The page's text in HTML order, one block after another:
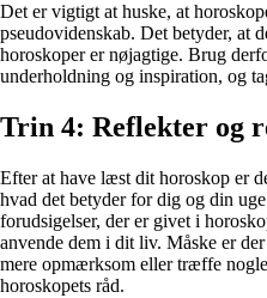
Det er vigtigt at huske, at
pseudovidenskab. Det betyder, at
horoskoper er nøjagtige. Brug
underholdning og inspiration, og
Trin 4: Reflekter og
Efter at have læst dit horoskop er
hvad det betyder for dig og din
forudsigelser, der er givet i
anvende dem i dit liv. Måske er
mere opmærksom eller træffe
horoskopets råd.